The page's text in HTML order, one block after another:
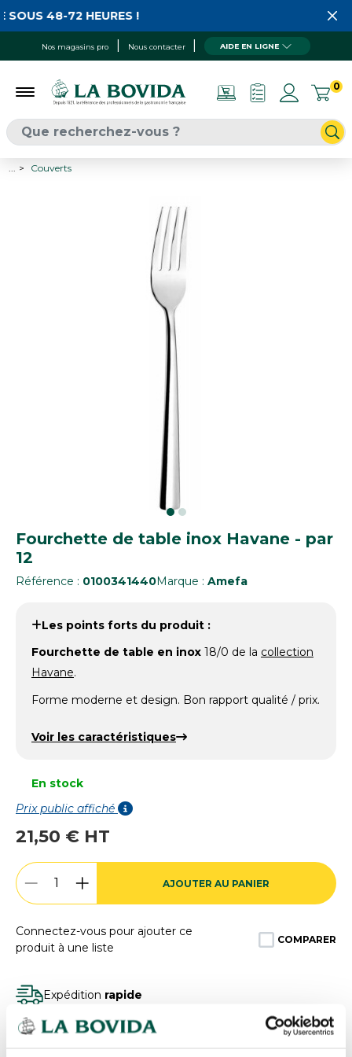
Nos magasins pro Nous contacter AIDE EN LIGNE
0
48-72 HEURES !
Couverts
Fourchette de table inox Havane - par
12
Référence : 0100341440Marque : Amefa
Les points forts du produit :
Fourchette de table en inox 18/0 de la collection
Havane.
Forme moderne et design. Bon rapport qualité / prix.
Voir les caractéristiques
En stock
Prix public affiché
21,50 € HT
AJOUTER AU PANIER
Connectez-vous pour ajouter ce
produit à une liste
COMPARER
Expédition rapide
Des expertsà votre écoute